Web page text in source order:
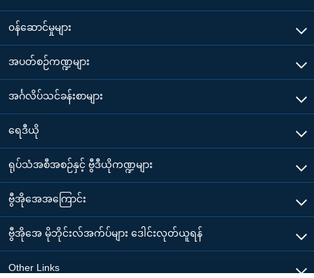
၀န်ဆောင်မှုများ
အပတ်စဉ်ကဏ္ဍများ
အင်္ဂလိပ်သင်ခန်းစာများ
ရေဒီယို
ရုပ်သံအစီအစဉ်နှင့် ဗွီဒီယိုကဏ္ဍများ
ဗွီအိုအေအကြောင်း
ဗွီအိုအေ မိုဘိုင်းလ်အက်ပ်များ ဒေါင်းလုတ်ယူရန်
Other Links